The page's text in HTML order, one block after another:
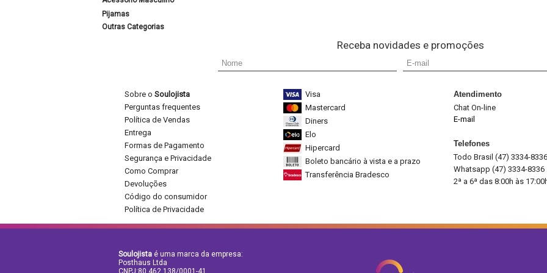
Pijamas
Outras Categorias
Receba novidades e promoções
Sobre o Soulojista
Perguntas frequentes
Política de Vendas
Entrega
Formas de Pagamento
Segurança e Privacidade
Como Comprar
Devoluções
Código do consumidor
Política de Privacidade
Visa
Mastercard
Diners
Elo
Hipercard
Boleto bancário à vista e a prazo
Transferência Bradesco
Atendimento
Chat On-line
E-mail
Telefones
Todo Brasil (47) 3334-8336
Whatsapp (47) 3334-8336
2ª a 6ª das 8:00h às
Soulojista é uma marca da empresa:
Posthaus Ltda
CNPJ:80.462.138/0001-41